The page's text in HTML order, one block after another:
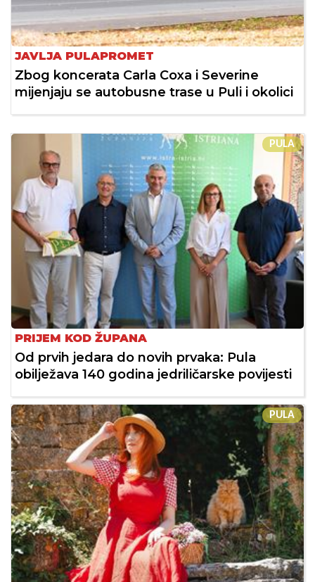
JAVLJA PULAPROMET
Zbog koncerata Carla Coxa i Severine
mijenjaju se autobusne trase u Puli i okolici
PULA
PRIJEM KOD ŽUPANA
Od prvih jedara do novih prvaka: Pula
obilježava 140 godina jedriličarske povijesti
PULA